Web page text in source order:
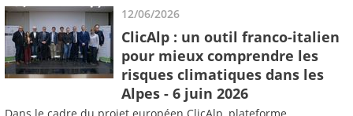
12/06/2026
ClicAlp : un outil franco-italien
pour mieux comprendre les
risques climatiques dans les
Alpes - 6 juin 2026